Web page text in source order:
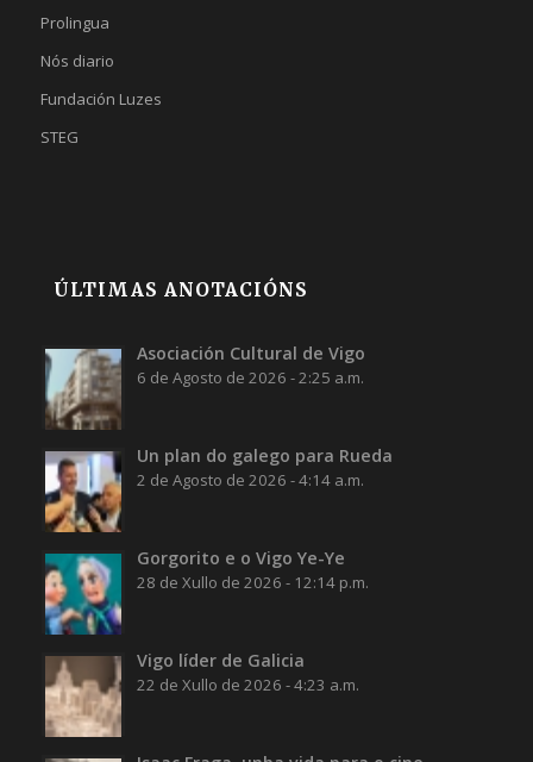
Prolingua
Nós diario
Fundación Luzes
STEG
ÚLTIMAS ANOTACIÓNS
Asociación Cultural de Vigo
6 de Agosto de 2026 - 2:25 a.m.
Un plan do galego para Rueda
2 de Agosto de 2026 - 4:14 a.m.
Gorgorito e o Vigo Ye-Ye
28 de Xullo de 2026 - 12:14 p.m.
Vigo líder de Galicia
22 de Xullo de 2026 - 4:23 a.m.